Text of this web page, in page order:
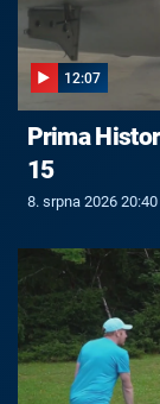
12:07
Prima
15
8. srpna 2026 20:40